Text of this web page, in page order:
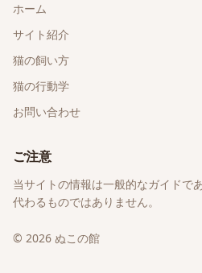
ホーム
サイト紹介
猫の飼い方
猫の行動学
お問い合わせ
ご注意
当サイトの情報は一般的なガイドで
代わるものではありません。
© 2026 ぬこの館